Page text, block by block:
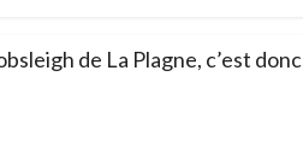
de La Plagne, c’est donc